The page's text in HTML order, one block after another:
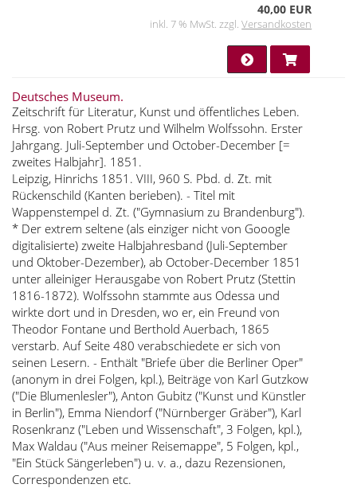
40,00 EUR
inkl. 7 % MwSt. zzgl.Versandkosten
Deutsches Museum.
Zeitschrift für Literatur, Kunst und öffentliches Leben.
Hrsg. von Robert Prutz und Wilhelm Wolfssohn. Erster
Jahrgang. Juli-September und October-December [=
zweites Halbjahr]. 1851.
Leipzig, Hinrichs 1851. VIII, 960 S. Pbd. d. Zt. mit
Rückenschild (Kanten berieben). - Titel mit
Wappenstempel d. Zt. ("Gymnasium zu Brandenburg").
* Der extrem seltene (als einziger nicht von Gooogle
digitalisierte) zweite Halbjahresband (Juli-September
und Oktober-Dezember), ab October-December 1851
unter alleiniger Herausgabe von Robert Prutz (Stettin
1816-1872). Wolfssohn stammte aus Odessa und
wirkte dort und in Dresden, wo er, ein Freund von
Theodor Fontane und Berthold Auerbach, 1865
verstarb. Auf Seite 480 verabschiedete er sich von
seinen Lesern. - Enthält "Briefe über die Berliner Oper"
(anonym in drei Folgen, kpl.), Beiträge von Karl Gutzkow
("Die Blumenlesler"), Anton Gubitz ("Kunst und Künstler
in Berlin"), Emma Niendorf ("Nürnberger Gräber"), Karl
Rosenkranz ("Leben und Wissenschaft", 3 Folgen, kpl.),
Max Waldau ("Aus meiner Reisemappe", 5 Folgen, kpl.,
"Ein Stück Sängerleben") u. v. a., dazu Rezensionen,
Correspondenzen etc.